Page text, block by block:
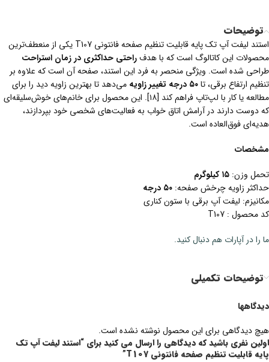
توضیحات
استند لیفت آپ تک پایه قابلیت تنظیم صفحه فانتونی T107 یکی از منعطف‌ترین
محصولات این کاتالوگ است که با هدفراحتی حداکثری در زمان استراحت
طراحی شده است. ویژگی منحصر به فرد این استند، صفحه آن است که علاوه بر
تنظیم ارتفاع برقی، تا۵۰ درجه تغییر زاویه
می‌دهد تا بهترین زاویه دید را برای
مطالعه یا کار با لپ‌تاپ فراهم کند [۱۸]. این محصول برای خانم‌های خوش‌سلیقه‌ای
که دوست دارند در آرامش اتاق خواب به فعالیت‌های شخصی خود بپردازند،
هدیه‌ای فوق‌العاده است.
مشخصات
تحمل وزن: ۱۵ کیلوگرم
حداکثر زاویه چرخش صفحه: ۵۰ درجه
مکانیزم: لیفت آپ برقی با ستون کناری
کد محصول : T107
ما را در آپارات هم دنبال کنید.
توضیحات تکمیلی
دیدگاهها
هیچ دیدگاهی برای این محصول نوشته نشده است.
اولین نفری باشید که دیدگاهی را ارسال می کنید برای “استند لیفت آپ تک
پایه قابلیت تنظیم صفحه فانتونی T107”